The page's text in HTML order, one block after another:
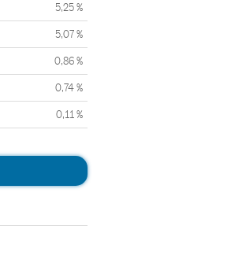
5,25 %
5,07 %
0,86 %
0,74 %
0,11 %